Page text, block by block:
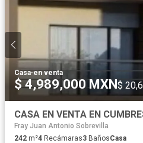
Casa·en venta
$ 4,989,000 MXN$
Fray Juan Antonio Sobrevilla
242 m²4 Recámaras3 BañosCasa